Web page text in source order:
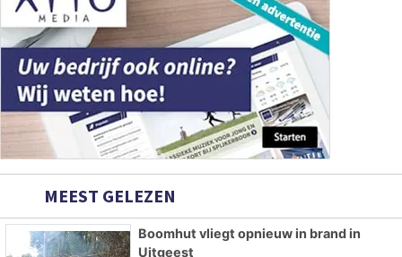
MEEST GELEZEN
Boomhut vliegt opnieuw in brand in
Uitgeest